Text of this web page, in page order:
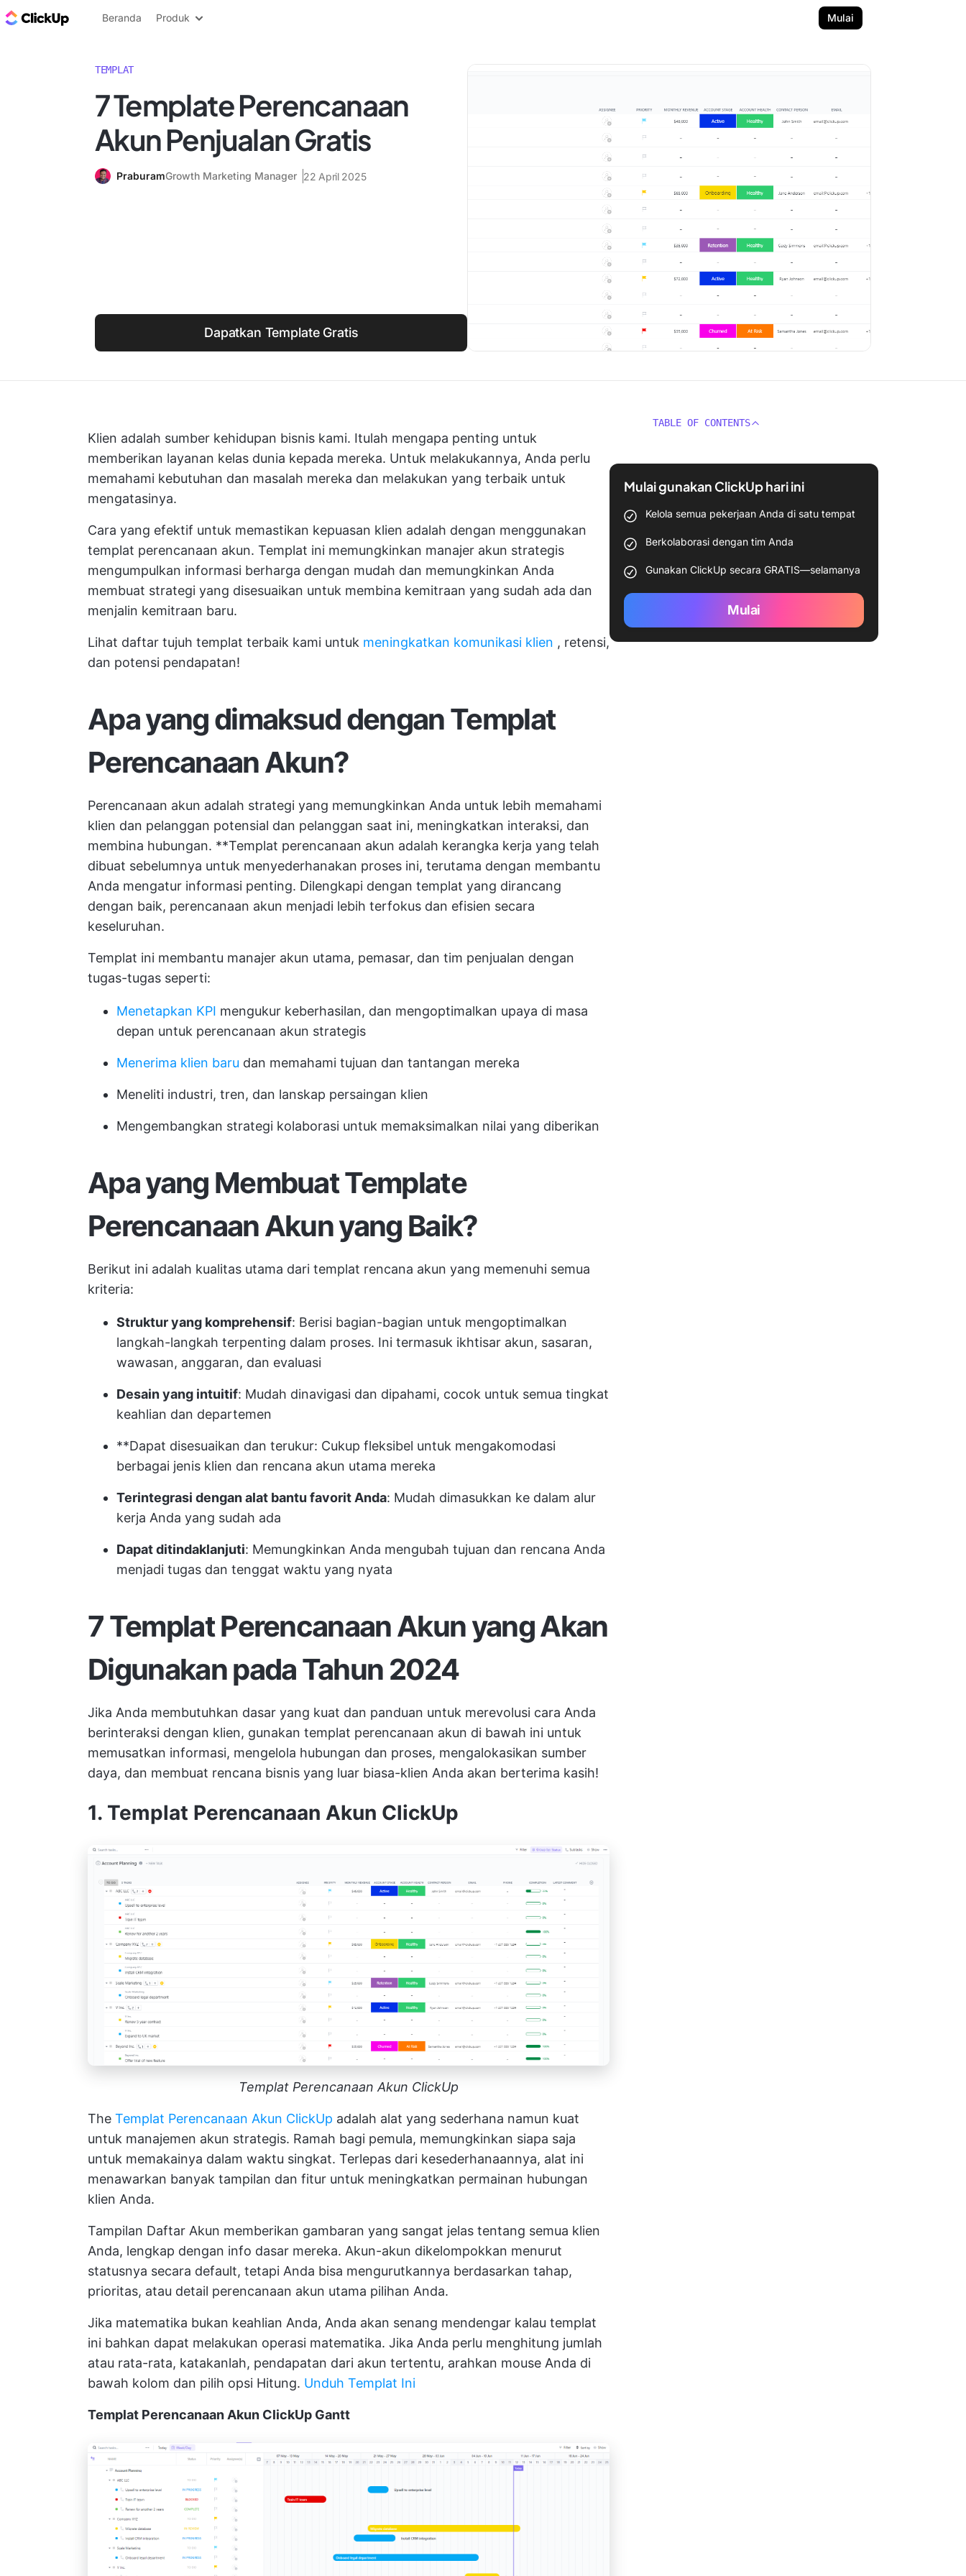
Blog ClickUp
Beranda Produk Mulai
TEMPLAT
7 Template Perencanaan
Akun Penjualan Gratis
PraburamGrowth Marketing Manager 22 April 2025
Dapatkan Template Gratis
Klien adalah sumber kehidupan bisnis kami. Itulah mengapa penting untuk
memberikan layanan kelas dunia kepada mereka. Untuk melakukannya, Anda perlu
memahami kebutuhan dan masalah mereka dan melakukan yang terbaik untuk
mengatasinya.
Cara yang efektif untuk memastikan kepuasan klien adalah dengan menggunakan
templat perencanaan akun. Templat ini memungkinkan manajer akun strategis
mengumpulkan informasi berharga dengan mudah dan memungkinkan Anda
membuat strategi yang disesuaikan untuk membina kemitraan yang sudah ada dan
menjalin kemitraan baru.
Lihat daftar tujuh templat terbaik kami untuk meningkatkan komunikasi klien , retensi,
dan potensi pendapatan!
Apa yang dimaksud dengan Templat
Perencanaan Akun?
Perencanaan akun adalah strategi yang memungkinkan Anda untuk lebih memahami
klien dan pelanggan potensial dan pelanggan saat ini, meningkatkan interaksi, dan
membina hubungan. **Templat perencanaan akun adalah kerangka kerja yang telah
dibuat sebelumnya untuk menyederhanakan proses ini, terutama dengan membantu
Anda mengatur informasi penting. Dilengkapi dengan templat yang dirancang
dengan baik, perencanaan akun menjadi lebih terfokus dan efisien secara
keseluruhan.
Templat ini membantu manajer akun utama, pemasar, dan tim penjualan dengan
tugas-tugas seperti:
Menetapkan KPI mengukur keberhasilan, dan mengoptimalkan upaya di masa
depan untuk perencanaan akun strategis
Menerima klien baru dan memahami tujuan dan tantangan mereka
Meneliti industri, tren, dan lanskap persaingan klien
Mengembangkan strategi kolaborasi untuk memaksimalkan nilai yang diberikan
Apa yang Membuat Template
Perencanaan Akun yang Baik?
Berikut ini adalah kualitas utama dari templat rencana akun yang memenuhi semua
kriteria:
Struktur yang komprehensif: Berisi bagian-bagian untuk mengoptimalkan
langkah-langkah terpenting dalam proses. Ini termasuk ikhtisar akun, sasaran,
wawasan, anggaran, dan evaluasi
Desain yang intuitif: Mudah dinavigasi dan dipahami, cocok untuk semua tingkat
keahlian dan departemen
**Dapat disesuaikan dan terukur: Cukup fleksibel untuk mengakomodasi
berbagai jenis klien dan rencana akun utama mereka
Terintegrasi dengan alat bantu favorit Anda: Mudah dimasukkan ke dalam alur
kerja Anda yang sudah ada
Dapat ditindaklanjuti: Memungkinkan Anda mengubah tujuan dan rencana Anda
menjadi tugas dan tenggat waktu yang nyata
7 Templat Perencanaan Akun yang Akan
Digunakan pada Tahun 2024
Jika Anda membutuhkan dasar yang kuat dan panduan untuk merevolusi cara Anda
berinteraksi dengan klien, gunakan templat perencanaan akun di bawah ini untuk
memusatkan informasi, mengelola hubungan dan proses, mengalokasikan sumber
daya, dan membuat rencana bisnis yang luar biasa-klien Anda akan berterima kasih!
1. Templat Perencanaan Akun ClickUp
Templat Perencanaan Akun ClickUp
The Templat Perencanaan Akun ClickUp adalah alat yang sederhana namun kuat
untuk manajemen akun strategis. Ramah bagi pemula, memungkinkan siapa saja
untuk memakainya dalam waktu singkat. Terlepas dari kesederhanaannya, alat ini
menawarkan banyak tampilan dan fitur untuk meningkatkan permainan hubungan
klien Anda.
Tampilan Daftar Akun memberikan gambaran yang sangat jelas tentang semua klien
Anda, lengkap dengan info dasar mereka. Akun-akun dikelompokkan menurut
statusnya secara default, tetapi Anda bisa mengurutkannya berdasarkan tahap,
prioritas, atau detail perencanaan akun utama pilihan Anda.
Jika matematika bukan keahlian Anda, Anda akan senang mendengar kalau templat
ini bahkan dapat melakukan operasi matematika. Jika Anda perlu menghitung jumlah
atau rata-rata, katakanlah, pendapatan dari akun tertentu, arahkan mouse Anda di
bawah kolom dan pilih opsi Hitung. Unduh Templat Ini
Templat Perencanaan Akun ClickUp Gantt
TABLE OF CONTENTS
Mulai gunakan ClickUp hari ini
Kelola semua pekerjaan Anda di satu tempat
Berkolaborasi dengan tim Anda
Gunakan ClickUp secara GRATIS—selamanya
Mulai